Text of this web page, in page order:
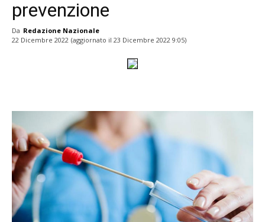
prevenzione
Da Redazione Nazionale
22 Dicembre 2022 (aggiornato il 23 Dicembre 2022 9:05)